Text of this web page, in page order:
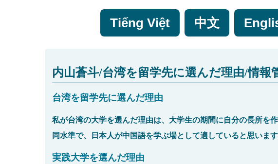
Tiếng Việt 中文
内山蒼斗/台湾を留学先に選んだ理由/情報
台湾を留学先に選んだ理由
私が台湾の大学を選んだ理由は、大学生の期間に自分の長所を
同水準で、日本人が中国語を学ぶ場として適していると思います
実践大学を選んだ理由